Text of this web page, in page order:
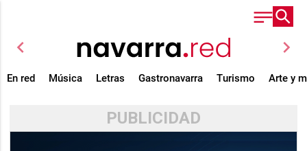
chevron_left chevron_right
En red Música Letras Gastronavarra Turismo Arte y
PUBLICIDAD